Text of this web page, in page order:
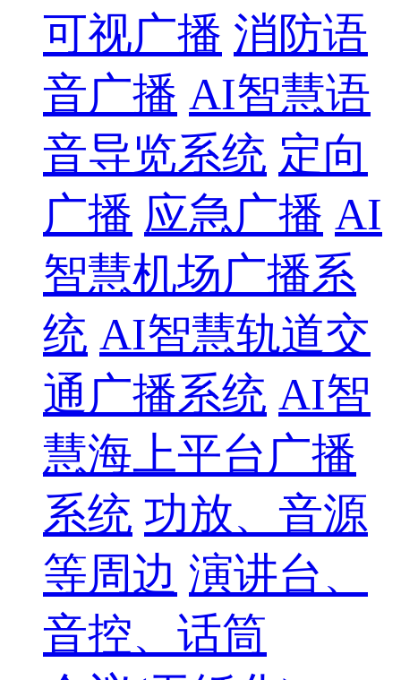
可视广播 消防语
音广播 AI智慧语
音导览系统 定向
广播 应急广播 AI
智慧机场广播系
统 AI智慧轨道交
通广播系统 AI智
慧海上平台广播
系统 功放、音源
等周边 演讲台、
音控、话筒